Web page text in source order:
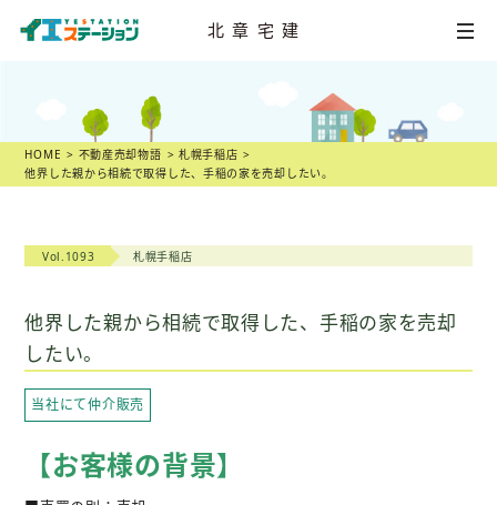
北章宅建
不動産売却相談
スタッフ紹介
不動産 売却物語
不動産市況
不動産売却のヒント
スタッフブログ
HOME 不動産売却物語
札幌手稲店
他界した親から相続で取得した、手稲の家を売却したい。
Vol.1093 札幌手稲店
他界した親から相続で取得した、手稲の家を売却
したい。
当社にて仲介販売
【お客様の背景】